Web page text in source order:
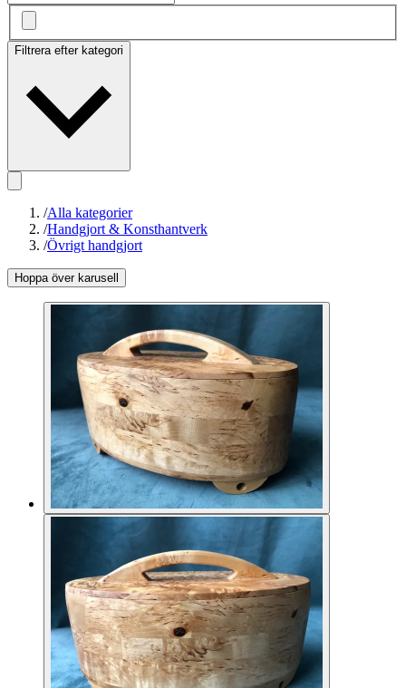
Filtrera efter kategori
/Alla kategorier
/Handgjort & Konsthantverk
/Övrigt handgjort
Hoppa över karusell